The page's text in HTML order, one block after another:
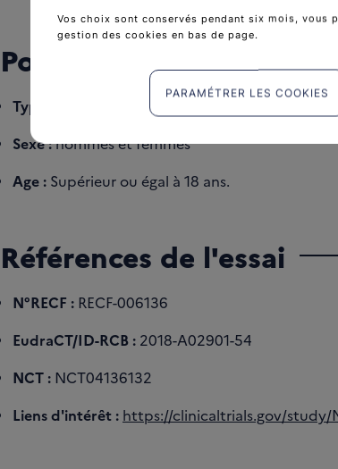
Population cible
Type de cancer :
Adénocarcinome
Sexe :hommes et femmes
Age : Supérieur ou égal à 18 ans.
Références de l'essai
N°RECF : RECF-006136
EudraCT/ID-RCB : 2018-A02901-54
NCT : NCT04136132
Liens d'intérêt : https://clinicaltrials.gov/study/
Vos choix sont conservés pendant six mois, vous
gestion des cookies en bas de page.
PARAMÉTRER LES COOKIES